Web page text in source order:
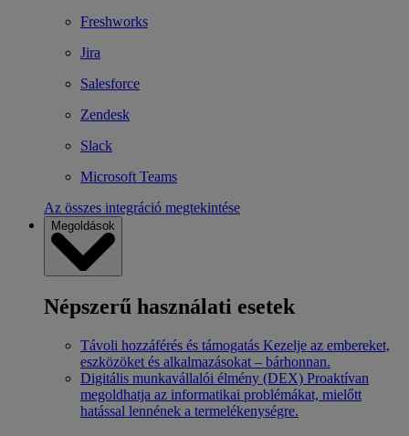
Freshworks
Jira
Salesforce
Zendesk
Slack
Microsoft Teams
Az összes integráció megtekintése
Megoldások
Népszerű használati esetek
Távoli hozzáférés és támogatás Kezelje az embereket,
eszközöket és alkalmazásokat – bárhonnan.
Digitális munkavállalói élmény (DEX) Proaktívan
megoldhatja az informatikai problémákat, mielőtt
hatással lennének a termelékenységre.